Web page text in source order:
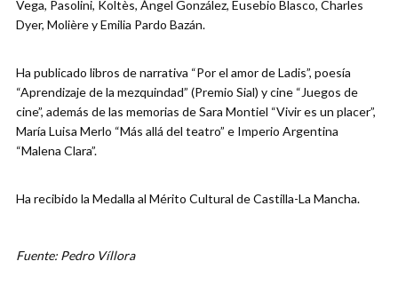
Vega, Pasolini, Koltès, Ángel González, Eusebio Blasco, Charles
Dyer, Molière y Emilia Pardo Bazán.
Ha publicado libros de narrativa “Por el amor de Ladis”, poesía
“Aprendizaje de la mezquindad” (Premio Sial) y cine “Juegos de
cine”, además de las memorias de Sara Montiel “Vivir es un placer”,
María Luisa Merlo “Más allá del teatro” e Imperio Argentina
“Malena Clara”.
Ha recibido la Medalla al Mérito Cultural de Castilla-La Mancha.
Fuente: Pedro Víllora